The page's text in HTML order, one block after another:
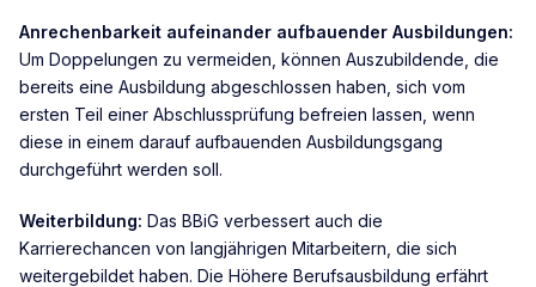
Anrechenbarkeit aufeinander aufbauender Ausbildungen:
Um Doppelungen zu vermeiden, können Auszubildende, die
bereits eine Ausbildung abgeschlossen haben, sich vom
ersten Teil einer Abschlussprüfung befreien lassen, wenn
diese in einem darauf aufbauenden Ausbildungsgang
durchgeführt werden soll.
Weiterbildung: Das BBiG verbessert auch die
Karrierechancen von langjährigen Mitarbeitern, die sich
weitergebildet haben. Die Höhere Berufsausbildung erfährt